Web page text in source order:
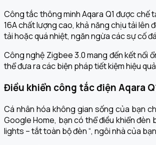
Công tắc thông minh Aqara Q1 được
16A chất lượng cao, khả năng chịu tải lên
tải hoặc quá nhiệt, ngăn ngừa các sự cố
Công nghệ Zigbee 3.0 mang đến kết nối
thể đưa ra các biện pháp tiết kiệm hiệu
Điều khiển công tắc điện Aqara
Cá nhân hóa không gian sống của bạn
Google Home, bạn có thể điều khiển đèn
lights – tắt toàn bộ đèn “, ngôi nhà của